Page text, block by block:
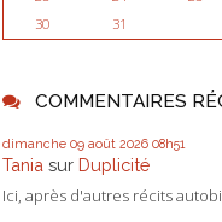
30
31
COMMENTAIRES
dimanche 09 août 2026 08h51
Tania sur Duplicité
Ici, après d'autres récits